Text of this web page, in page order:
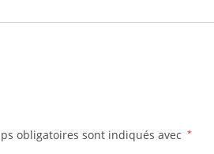
obligatoires sont indiqués avec *